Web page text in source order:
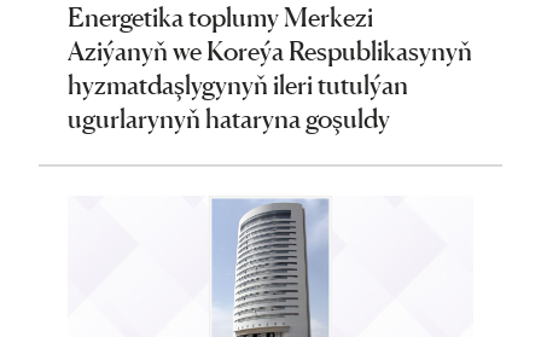
Energetika toplumy Merkezi
Aziýanyň we Koreýa Respublikasynyň
hyzmatdaşlygynyň ileri tutulýan
ugurlarynyň hataryna goşuldy